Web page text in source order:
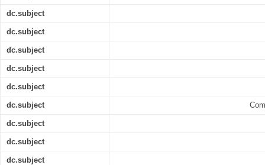
dc.subject
dc.subject
dc.subject
dc.subject
dc.subject
dc.subject
dc.subject
dc.subject
dc.subject